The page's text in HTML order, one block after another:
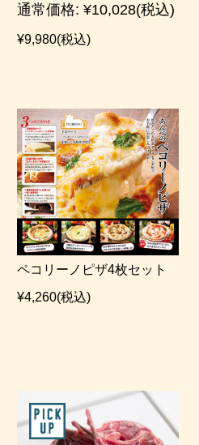
通常価格: ¥10,028(税込)
¥9,980(税込)
ペコリーノピザ4枚セット
¥4,260(税込)